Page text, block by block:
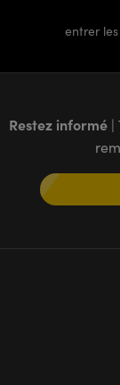
entrer
Restez informé |